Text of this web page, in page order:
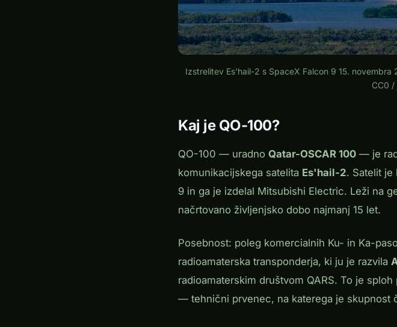
Izstrelitev Es'hail-2 s SpaceX Falcon 9 15.
CC0 /
Kaj je QO-100?
QO-100 — uradno Qatar-OSCAR 100 — je
komunikacijskega satelita Es'hail-2. Satelit je
9 in ga je izdelal Mitsubishi Electric. Leži na
načrtovano življenjsko dobo najmanj 15 let.
Posebnost: poleg komercialnih Ku- in Ka-
radioamaterska transponderja, ki ju je razvila
radioamaterskim društvom QARS. To je
— tehnični prvenec, na katerega je skupnost